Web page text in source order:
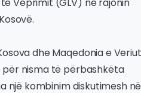
Veprimit (GLV) në rajonin
dhe Maqedonia e Veriut
nisma të përbashkëta
një kombinim diskutimesh në